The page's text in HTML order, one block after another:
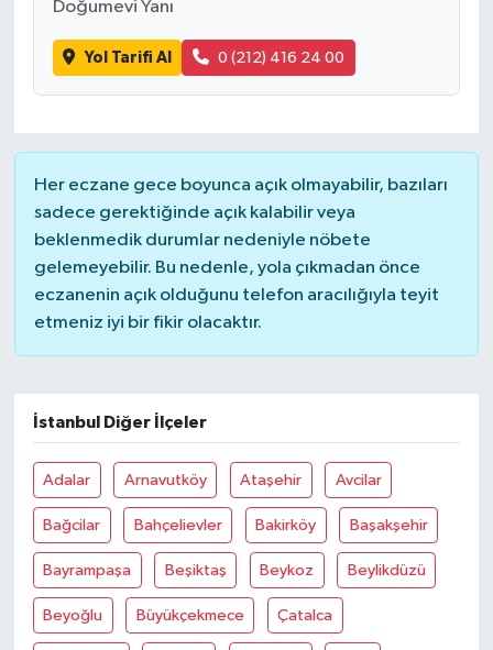
Doğumevi Yanı
Yol Tarifi Al 0 (212) 416 24 00
Her eczane gece boyunca açık olmayabilir, bazıları
sadece gerektiğinde açık kalabilir veya
beklenmedik durumlar nedeniyle nöbete
gelemeyebilir. Bu nedenle, yola çıkmadan önce
eczanenin açık olduğunu telefon aracılığıyla teyit
etmeniz iyi bir fikir olacaktır.
İstanbul Diğer İlçeler
Adalar Arnavutköy Ataşehir Avcilar
Bağcilar Bahçelievler Bakirköy Başakşehir
Bayrampaşa Beşiktaş Beykoz Beylikdüzü
Beyoğlu Büyükçekmece Çatalca